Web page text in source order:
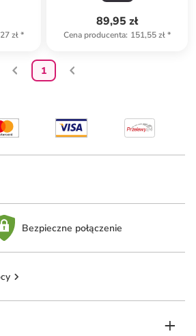
zł*
89,95 zł
Cena producenta: 151,55 zł*
1
Bezpieczne połączenie